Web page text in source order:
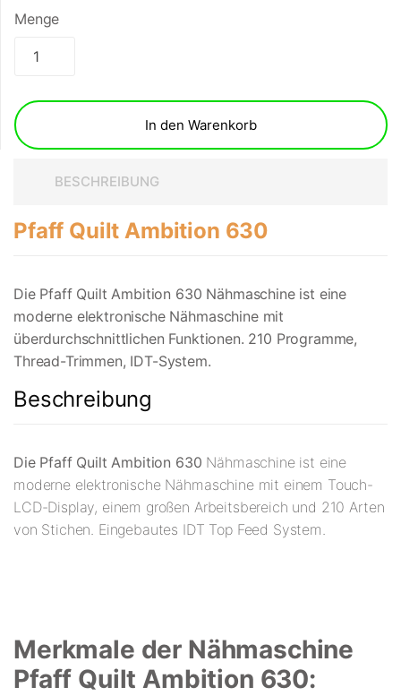
Menge
In den Warenkorb
BESCHREIBUNG
Pfaff Quilt Ambition 630
Die Pfaff Quilt Ambition 630 Nähmaschine ist eine
moderne elektronische Nähmaschine mit
überdurchschnittlichen Funktionen. 210 Programme,
Thread-Trimmen, IDT-System.
Beschreibung
Die Pfaff Quilt Ambition 630 Nähmaschine ist eine
moderne elektronische Nähmaschine mit einem Touch-
LCD-Display, einem großen Arbeitsbereich und 210 Arten
von Stichen. Eingebautes IDT Top Feed System.
Merkmale der Nähmaschine
Pfaff Quilt Ambition 630: